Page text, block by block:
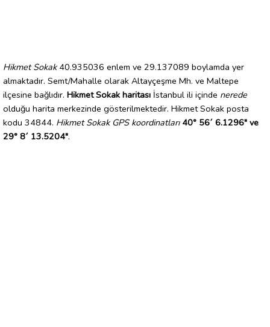
Hikmet Sokak40.935036 enlem ve 29.137089 boylamda yer
almaktadır. Semt/Mahalle olarak Altayçeşme Mh. ve Maltepe
ilçesine bağlıdır. Hikmet Sokak haritası İstanbul ili içinde nerede
olduğu harita merkezinde gösterilmektedir. Hikmet Sokak posta
kodu 34844. Hikmet Sokak GPS koordinatları 40° 56´ 6.1296" ve
29° 8´ 13.5204".